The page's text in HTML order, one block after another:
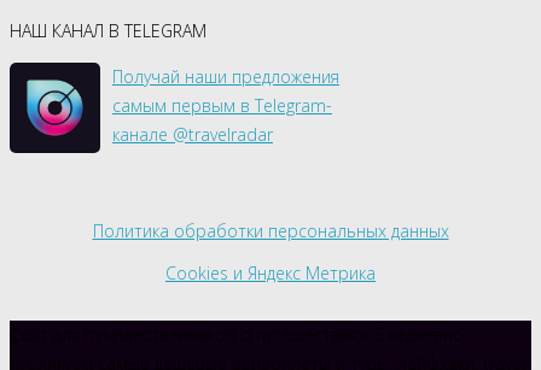
НАШ КАНАЛ В TELEGRAM
Получай наши предложения
самым первым в Telegram-
канале @travelradar
Политика обработки персональных данных
Cookies и Яндекс Метрика